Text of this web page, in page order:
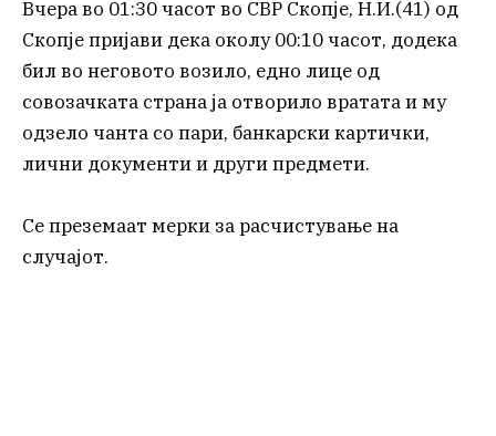
Вчера во 01:30 часот во СВР Скопје, Н.И.(41) од
Скопје пријави дека околу 00:10 часот, додека
бил во неговото возило, едно лице од
совозачката страна ја отворило вратата и му
одзело чанта со пари, банкарски картички,
лични документи и други предмети.
Се преземаат мерки за расчистување на
случајот.